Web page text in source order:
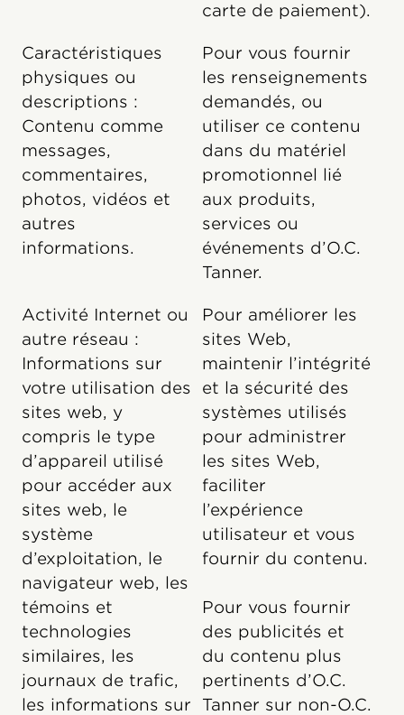
carte de paiement).
Caractéristiques
physiques ou
descriptions :
Contenu comme
messages,
commentaires,
photos, vidéos et
autres
informations.
Pour vous fournir
les renseignements
demandés, ou
utiliser ce contenu
dans du matériel
promotionnel lié
aux produits,
services ou
événements d’O.C.
Tanner.
Activité Internet ou
autre réseau :
Informations sur
votre utilisation des
sites web, y
compris le type
d’appareil utilisé
pour accéder aux
sites web, le
système
d’exploitation, le
navigateur web, les
témoins et
technologies
similaires, les
journaux de trafic,
les informations sur
Pour améliorer les
sites Web,
maintenir l’intégrité
et la sécurité des
systèmes utilisés
pour administrer
les sites Web,
faciliter
l’expérience
utilisateur et vous
fournir du contenu.
Pour vous fournir
des publicités et
du contenu plus
pertinents d’O.C.
Tanner sur non-O.C.